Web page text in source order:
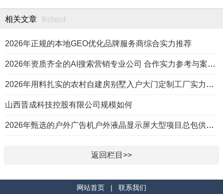
相关文章 Related
2026年正规的本地GEO优化品牌服务商综合实力推荐
2026年资质齐全的AI搜索营销专业公司 合作实力参考与案例盘点
2026年用料扎实的农村自建房别墅入户大门定制工厂实力公司推荐
山西晋成科技控股有限公司规模如何
2026年甄选的户外广告机户外液晶显示屏大型项目总包供应商推荐
返回栏目>>
网站首页 | 联系我们